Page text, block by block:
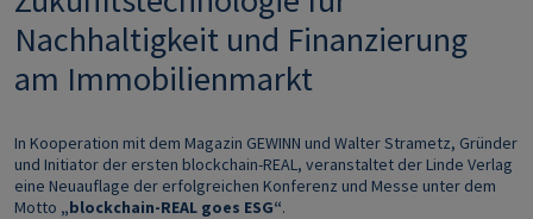
Nachhaltigkeit und Finanzierung
am Immobilienmarkt
In Kooperation mit dem Magazin GEWINN und Walter Strametz, Gründer
und Initiator der ersten blockchain-REAL, veranstaltet der Linde Verlag
eine Neuauflage der erfolgreichen Konferenz und Messe unter dem
Motto „blockchain-REAL goes ESG“.